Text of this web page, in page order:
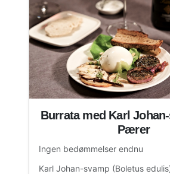
Burrata med Karl
Pærer
Ingen bedømmelser endnu
Karl Johan-svamp (Boletus